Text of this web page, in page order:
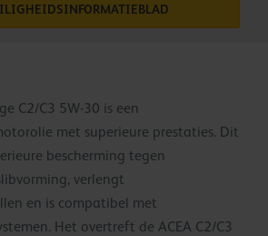
C2/C3 5W-30 is een
met superieure prestaties. Dit
bescherming tegen
verlengt
en is compatibel met
Het overtreft de ACEA C2/C3